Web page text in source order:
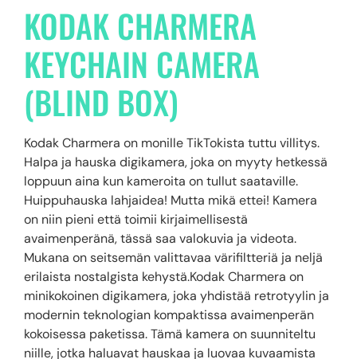
KODAK CHARMERA
KEYCHAIN CAMERA
(BLIND BOX)
Kodak Charmera on monille TikTokista tuttu villitys.
Halpa ja hauska digikamera, joka on myyty hetkessä
loppuun aina kun kameroita on tullut saataville.
Huippuhauska lahjaidea! Mutta mikä ettei! Kamera
on niin pieni että toimii kirjaimellisestä
avaimenperänä, tässä saa valokuvia ja videota.
Mukana on seitsemän valittavaa värifiltteriä ja neljä
erilaista nostalgista kehystä.Kodak Charmera on
minikokoinen digikamera, joka yhdistää retrotyylin ja
modernin teknologian kompaktissa avaimenperän
kokoisessa paketissa. Tämä kamera on suunniteltu
niille, jotka haluavat hauskaa ja luovaa kuvaamista